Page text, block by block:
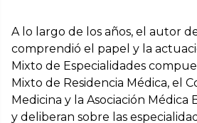
A lo largo de los años, el autor
comprendió el papel y la
Mixto de Especialidades
Mixto de Residencia Médica, el
Medicina y la Asociación Médica
y deliberan sobre las